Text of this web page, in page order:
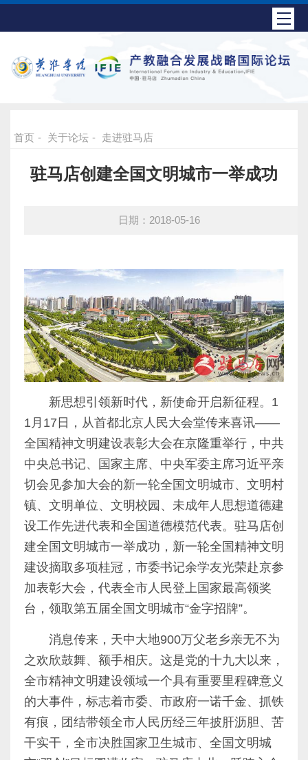
首页 - 关于论坛 - 走进驻马店
驻马店创建全国文明城市一举成功
日期：2018-05-16
新思想引领新时代，新使命开启新征程。 1
1 月 17 日，从首都北京人民大会堂传来喜讯——
全国精神文明建设表彰大会在京隆重举行，中共
中央总书记、国家主席、中央军委主席习近平亲
切会见参加大会的新一轮全国文明城市、文明村
镇、文明单位、文明校园、未成年人思想道德建
设工作先进代表和全国道德模范代表。驻马店创
建全国文明城市一举成功，新一轮全国精神文明
建设摘取多项桂冠，市委书记余学友光荣赴京参
加表彰大会，代表全市人民登上国家最高领奖
台，领取第五届全国文明城市“金字招牌”。
消息传来，天中大地900万父老乡亲无不为
之欢欣鼓舞、额手相庆。这是党的十九大以来，
全市精神文明建设领域一个具有重要里程碑意义
的大事件，标志着市委、市政府一诺千金、抓铁
有痕，团结带领全市人民历经三年披肝沥胆、苦
干实干，全市决胜国家卫生城市、全国文明城